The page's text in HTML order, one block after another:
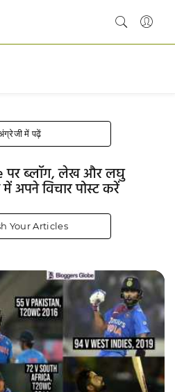
में पढ़ें
पर ब्लॉग, लेख और लघु
अपने विचार पोस्ट करें
Your Articles